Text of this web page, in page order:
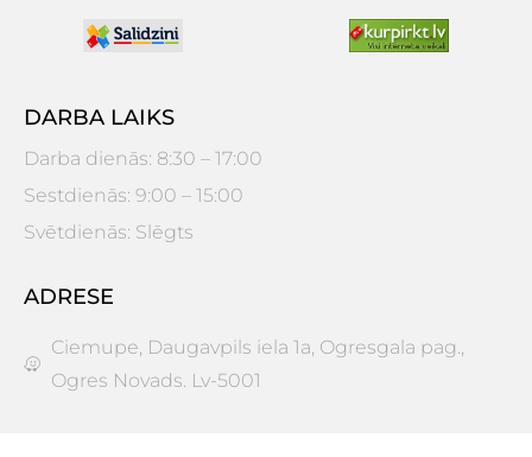
DARBA LAIKS
Darba dienās: 8:30 – 17:00
Sestdienās: 9:00 – 15:00
Svētdienās: Slēgts
ADRESE
Ciemupe, Daugavpils iela 1a, Ogresgala pag.,
Ogres Novads. Lv-5001